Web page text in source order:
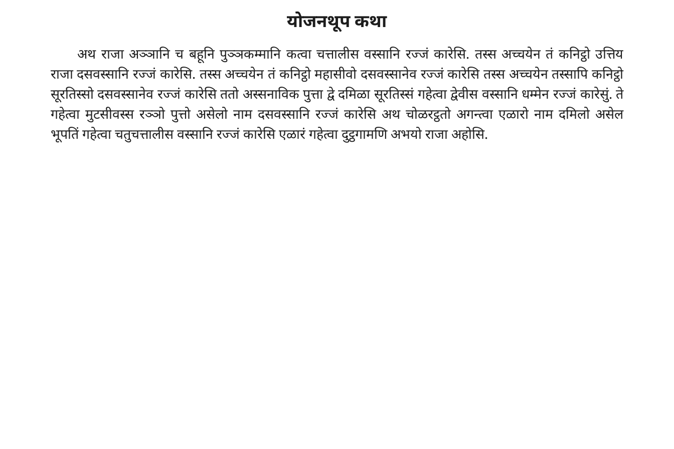
योजनथूप कथा
अथ राजा अञ्ञानि च बहूनि पुञ्ञकम्मानि कत्वा चत्तालीस वस्सानि रज्जं कारेसि. तस्स अच्चयेन तं कनिट्ठो उत्तिय
राजा दसवस्सानि रज्जं कारेसि. तस्स अच्चयेन तं कनिट्ठो महासीवो दसवस्सानेव रज्जं कारेसि तस्स अच्चयेन तस्सापि कनिट्ठो
सूरतिस्सो दसवस्सानेव रज्जं कारेसि ततो अस्सनाविक पुत्ता द्वे दमिळा सूरतिस्सं गहेत्वा द्वेवीस वस्सानि धम्मेन रज्जं कारेसुं. ते
गहेत्वा मुटसीवस्स रञ्ञो पुत्तो असेलो नाम दसवस्सानि रज्जं कारेसि अथ चोळरट्ठतो अगन्त्वा एळारो नाम दमिलो असेल
भूपतिं गहेत्वा चतुचत्तालीस वस्सानि रज्जं कारेसि एळारं गहेत्वा दुट्ठगामणि अभयो राजा अहोसि.